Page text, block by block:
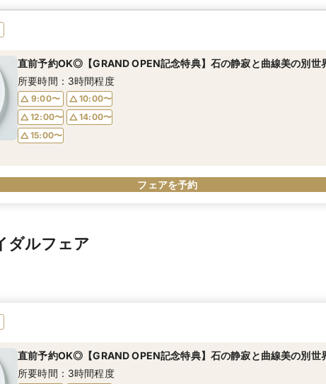
直前予約OK◎【GRAND OPEN記念特典】石の静寂と曲線美の別世
所要時間：3時間程度
9:00〜
10:00〜
12:00〜
14:00〜
15:00〜
フェアを予約
ダルフェア
直前予約OK◎【GRAND OPEN記念特典】石の静寂と曲線美の別世
所要時間：3時間程度